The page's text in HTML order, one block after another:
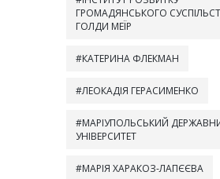
ГРОМАДЯНСЬКОГО
ГОЛДИ МЕЇР
КАТЕРИНА ФЛЕКМАН
ЛЕОКАДІЯ ГЕРАСИМЕНКО
МАРІУПОЛЬСЬКИЙ
УНІВЕРСИТЕТ
МАРІЯ ХАРАКОЗ-ЛАПЄЄВА